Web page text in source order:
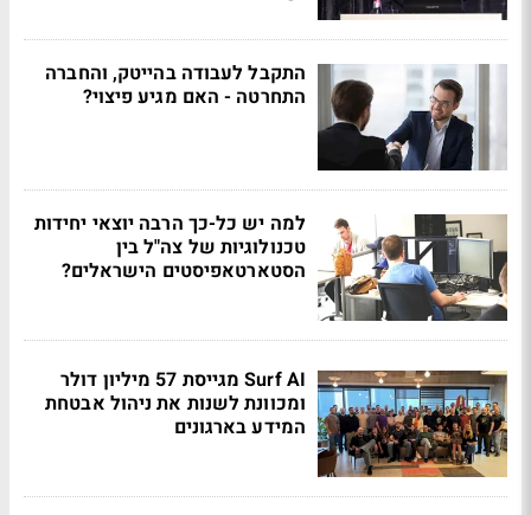
התקבל לעבודה בהייטק, והחברה
התחרטה - האם מגיע פיצוי?
למה יש כל-כך הרבה יוצאי יחידות
טכנולוגיות של צה"ל בין
הסטארטאפיסטים הישראלים?
Surf AI מגייסת 57 מיליון דולר
ומכוונת לשנות את ניהול אבטחת
המידע בארגונים